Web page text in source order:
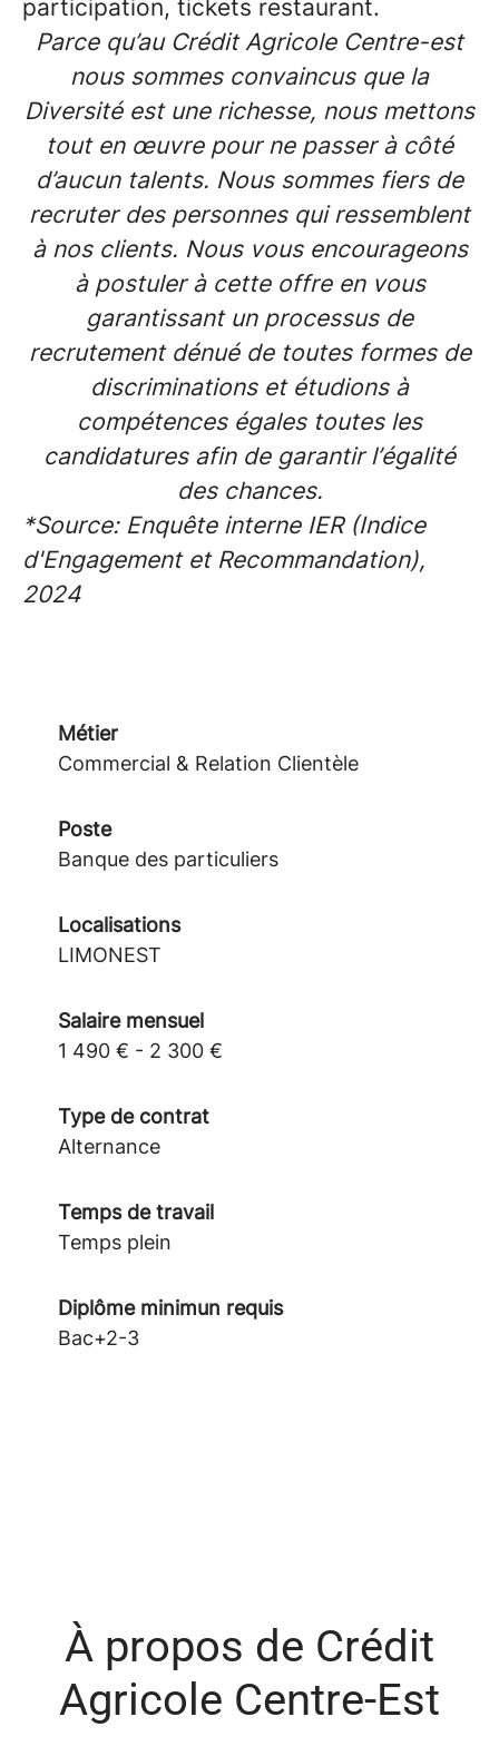
participation, tickets restaurant.
Parce qu’au Crédit Agricole Centre-est
nous sommes convaincus que la
Diversité est une richesse, nous mettons
tout en œuvre pour ne passer à côté
d’aucun talents. Nous sommes fiers de
recruter des personnes qui ressemblent
à nos clients. Nous vous encourageons
à postuler à cette offre en vous
garantissant un processus de
recrutement dénué de toutes formes de
discriminations et étudions à
compétences égales toutes les
candidatures afin de garantir l’égalité
des chances.
*Source: Enquête interne IER (Indice
d'Engagement et Recommandation),
2024
Métier
Commercial & Relation Clientèle
Poste
Banque des particuliers
Localisations
LIMONEST
Salaire mensuel
1 490 € - 2 300 €
Type de contrat
Alternance
Temps de travail
Temps plein
Diplôme minimun requis
Bac+2-3
À propos de Crédit
Agricole Centre-Est